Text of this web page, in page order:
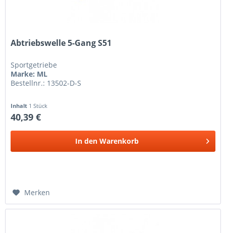
Abtriebswelle 5-Gang S51
Sportgetriebe
Marke: ML
Bestellnr.: 13502-D-S
Inhalt 1 Stück
40,39 €
In den Warenkorb
Merken